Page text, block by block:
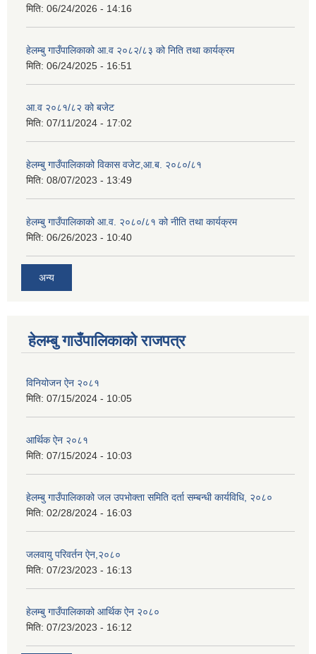
मिति: 06/24/2026 - 14:16
हेलम्बु गाउँपालिकाको आ.व २०८२/८३ को निति तथा कार्यक्रम
मिति: 06/24/2025 - 16:51
आ.व २०८१/८२ को बजेट
मिति: 07/11/2024 - 17:02
हेलम्बु गाउँपालिकाको विकास वजेट,आ.ब. २०८०/८१
मिति: 08/07/2023 - 13:49
हेलम्बु गाउँपालिकाको आ.व. २०८०/८१ को नीति तथा कार्यक्रम
मिति: 06/26/2023 - 10:40
अन्य
हेलम्बु गाउँपालिकाको राजपत्र
विनियोजन ऐन २०८१
मिति: 07/15/2024 - 10:05
आर्थिक ऐन २०८१
मिति: 07/15/2024 - 10:03
हेलम्बु गाउँपालिकाको जल उपभोक्ता समिति दर्ता सम्बन्धी कार्यविधि, २०८०
मिति: 02/28/2024 - 16:03
जलवायु परिवर्तन ऐन,२०८०
मिति: 07/23/2023 - 16:13
हेलम्बु गाउँपालिकाको आर्थिक ऐन २०८०
मिति: 07/23/2023 - 16:12